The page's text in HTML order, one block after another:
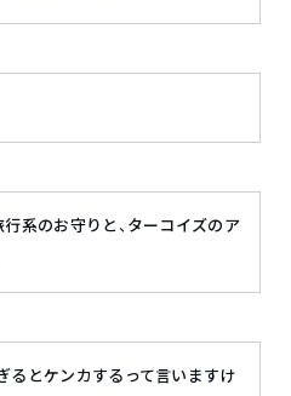
行系のお守りと、ターコイズのア
るとケンカするって言いますけ